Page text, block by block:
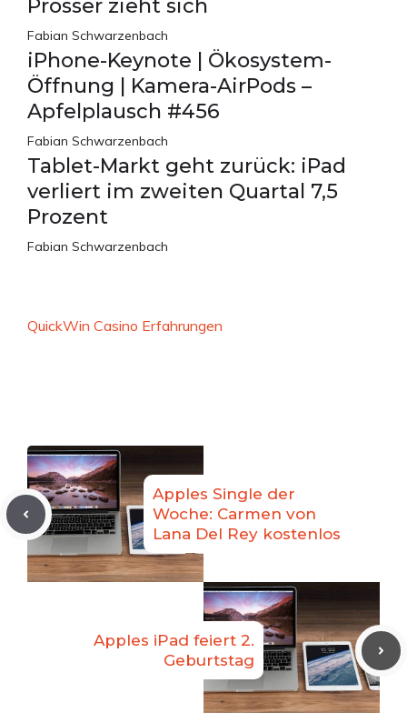
Prosser zieht sich
Fabian Schwarzenbach
iPhone-Keynote | Ökosystem-
Öffnung | Kamera-AirPods –
Apfelplausch #456
Fabian Schwarzenbach
Tablet-Markt geht zurück: iPad
verliert im zweiten Quartal 7,5
Prozent
Fabian Schwarzenbach
QuickWin Casino Erfahrungen
Apples Single der
Woche: Carmen von
Lana Del Rey kostenlos
Apples iPad feiert 2.
Geburtstag